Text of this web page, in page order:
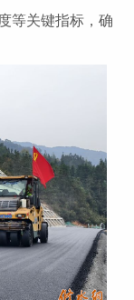
等关键指标，确